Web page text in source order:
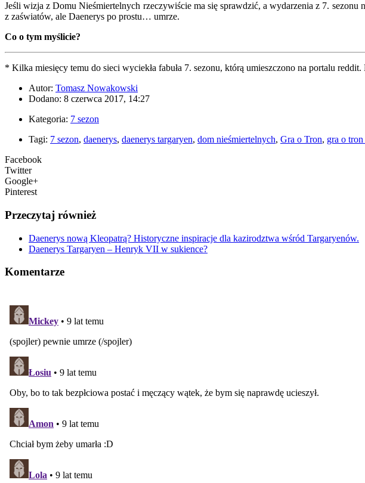
Jeśli wizja z Domu Nieśmiertelnych rzeczywiście ma się sprawdzić, a wydarzenia z 7.
z zaświatów, ale Daenerys po prostu… umrze.
Co o tym myślicie?
* Kilka miesięcy temu do sieci wyciekła fabuła 7. sezonu, którą umieszczono na portalu
Autor: Tomasz Nowakowski
Dodano: 8 czerwca 2017, 14:27
Kategoria: 7 sezon
Tagi: 7 sezon, daenerys, daenerys targaryen, dom nieśmiertelnych, Gra o Tron, gra o tron
Facebook
Twitter
Google+
Pinterest
Przeczytaj również
Daenerys nową Kleopatrą? Historyczne inspiracje dla kazirodztwa wśród Targaryenów.
Daenerys Targaryen – Henryk VII w sukience?
Komentarze